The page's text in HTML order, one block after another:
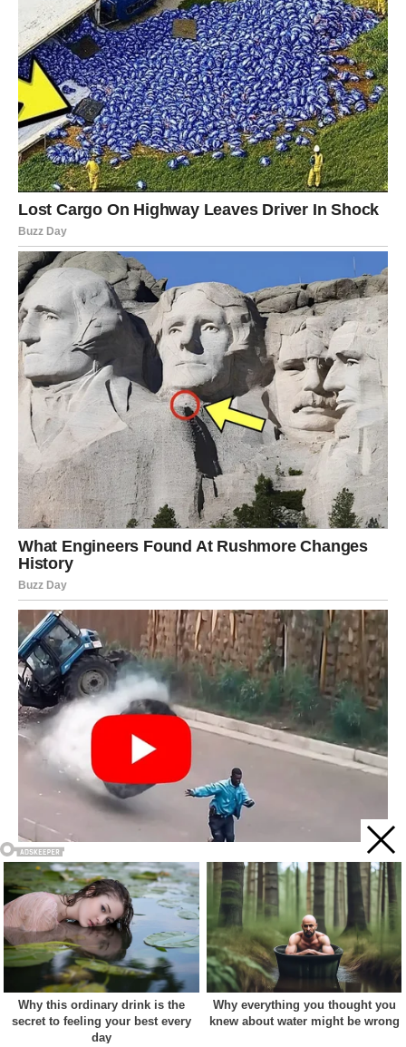
Acest site web folosește cookie-uri pentru a vă îmbunătăți
experiența. Vom presupune că sunteți de acord cu asta dacă
vă continuați navigarea.
Cookie settings ACCEPT